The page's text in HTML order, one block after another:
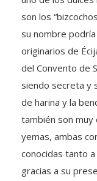
son los
su nombre
originarios de
del Convento de
siendo secreta y
de harina y la
también son
yemas, ambas
conocidas tanto
gracias a su